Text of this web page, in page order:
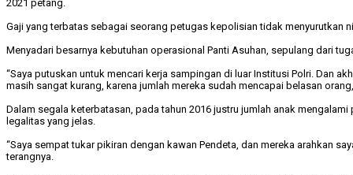
2021 petang.
Gaji yang terbatas sebagai seorang petugas kepolisian tidak menyurutkan
Menyadari besarnya kebutuhan operasional Panti Asuhan, sepulang dari
“Saya putuskan untuk mencari kerja sampingan di luar Institusi Polri. Dan
masih sangat kurang, karena jumlah mereka sudah mencapai belasan
Dalam segala keterbatasan, pada tahun 2016 justru jumlah anak
legalitas yang jelas.
“Saya sempat tukar pikiran dengan kawan Pendeta, dan mereka arahkan
terangnya.